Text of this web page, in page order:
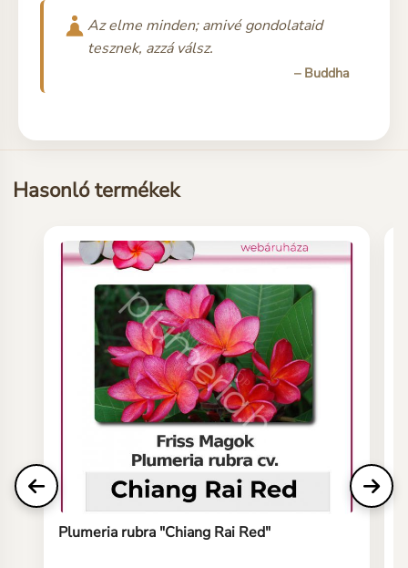
Az elme minden; amivé gondolataid
tesznek, azzá válsz.
– Buddha
Hasonló termékek
Plumeria rubra "Chiang Rai Red"